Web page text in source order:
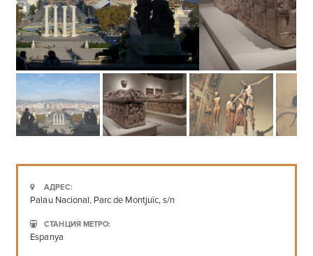
АДРЕС:
Palau Nacional, Parc de Montjuïc, s/n
СТАНЦИЯ МЕТРО:
Espanya